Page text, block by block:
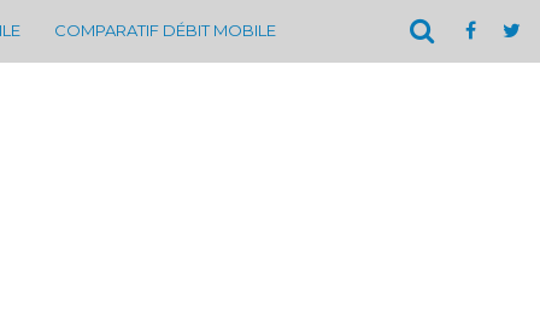
COMPARATIF DÉBIT MOBILE